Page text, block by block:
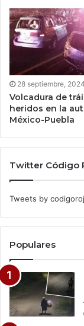
28 septiembre, 2024
Volcadura de
heridos en la
México-Puebla
Twitter Código
Tweets by
Populares